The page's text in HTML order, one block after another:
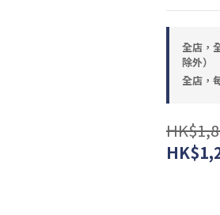
全店，
除外）
全店，